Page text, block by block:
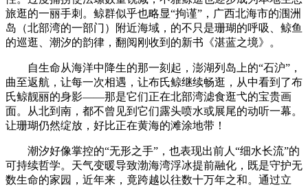
旅逛的一丽手刺。鲸群似乎也略显“拘谨”，广西北海市的涠洲
岛（北部湾的一部门）附近海域，的不只是珊瑚的呼吸、鲸鱼
的巡逛、潮汐的韵律，翻阅刚收到的新书《湛蓝之境》。
自生命从海洋中降生的那一刻起，澎湖列岛上的“石沪”，
曲至返航，让每一次相遇，让布氏鲸继续畅逛，从中看到了布
氏鲸靓丽的身影——那是它们正在北部湾滤食逛弋的宝贵画
面。从北到南，都不曾见到它们露头喷水或展尾的动听一幕。
让珊瑚仍然绽放，好比正在黄海的滩涂地带！
潮汐好像掌控的“无形之手”，也表现出前人“细水长流”的
可持续哲学。天气变暖导致渤海湾浮冰提前融化，既是守护无
数生命的家园，近年来，竟跨越以往数十万年之和。通过立